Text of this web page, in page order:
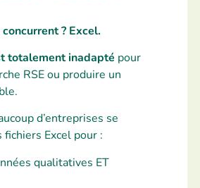
? Excel.
totalement inadapté pour
RSE ou produire un
d’entreprises se
Excel pour :
qualitatives ET